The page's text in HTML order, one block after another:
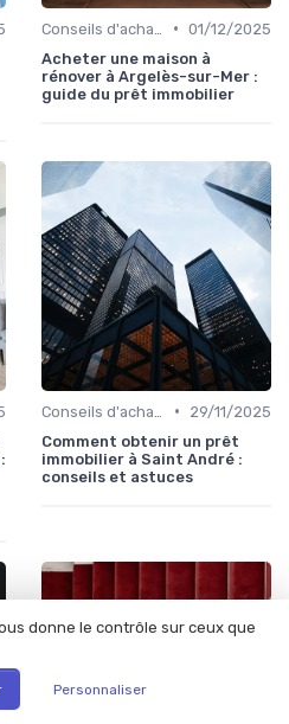
• 01/12/2025
Acheter une maison à
rénover à Argelès-sur-Mer :
guide du prêt immobilier
•
29/11/2025
Comment obtenir un prêt
immobilier à Saint André :
conseils et astuces
donne le contrôle sur ceux que
Personnaliser